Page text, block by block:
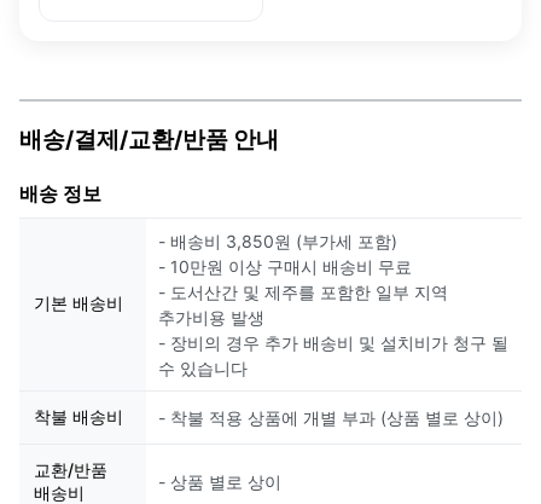
배송/결제/교환/반품 안내
배송 정보
기본 배송비
- 배송비 3,850원 (부가세 포함)
- 10만원 이상 구매시 배송비 무료
- 도서산간 및 제주를 포함한 일부 지역
추가비용 발생
- 장비의 경우 추가 배송비 및 설치비가 청구 될
수 있습니다
착불 배송비 - 착불 적용 상품에 개별 부과 (상품 별로 상이)
교환/반품
배송비
- 상품 별로 상이